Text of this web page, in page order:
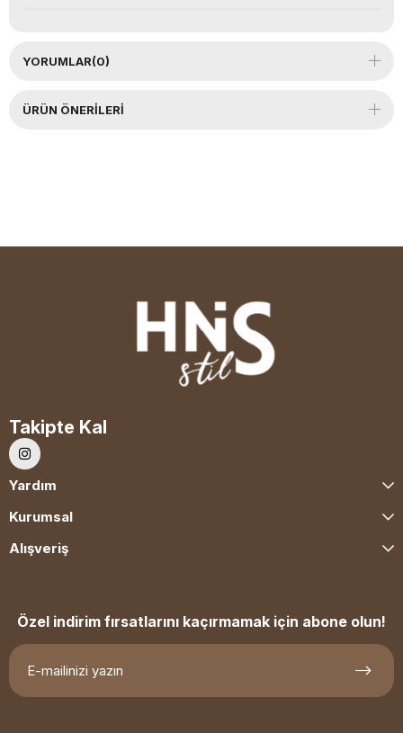
YORUMLAR(0)
ÜRÜN ÖNERILERI
Takipte Kal
Yardım
Kurumsal
Alışveriş
Özel indirim fırsatlarını kaçırmamak için abone olun!